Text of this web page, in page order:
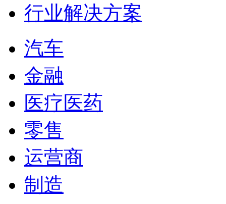
行业解决方案
汽车
金融
医疗医药
零售
运营商
制造